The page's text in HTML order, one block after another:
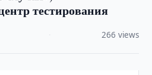
тестирования
266 views